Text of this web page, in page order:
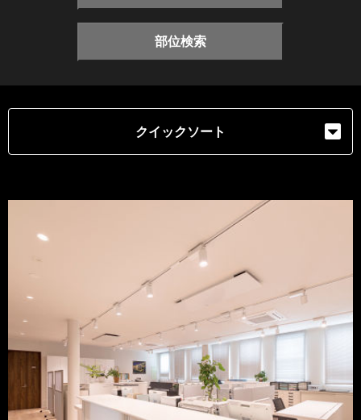
部位検索
クイックソート